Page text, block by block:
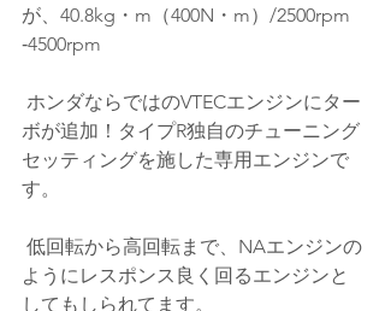
が、40.8kg・m（400N・m）/2500rpm
‐4500rpm
ホンダならではのVTECエンジンにター
ボが追加！タイプR独自のチューニング
セッティングを施した専用エンジンで
す。
低回転から高回転まで、NAエンジンの
ようにレスポンス良く回るエンジンと
してもしられてます。